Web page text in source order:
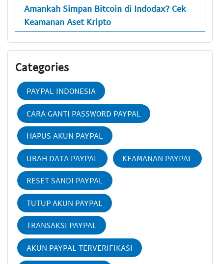
Amankah Simpan Bitcoin di Indodax? Cek
Keamanan Aset Kripto
Categories
PAYPAL INDONESIA
CARA GANTI PASSWORD PAYPAL
HAPUS AKUN PAYPAL
UBAH DATA PAYPAL KEAMANAN PAYPAL
RESET SANDI PAYPAL
TUTUP AKUN PAYPAL
TRANSAKSI PAYPAL
AKUN PAYPAL TERVERIFIKASI